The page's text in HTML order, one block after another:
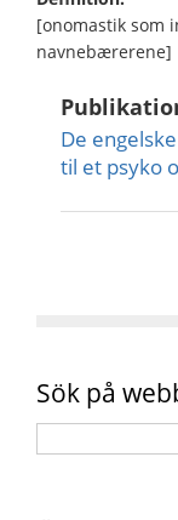
[onomastik som
navnebærerene]
De
til et psyko
Sök på